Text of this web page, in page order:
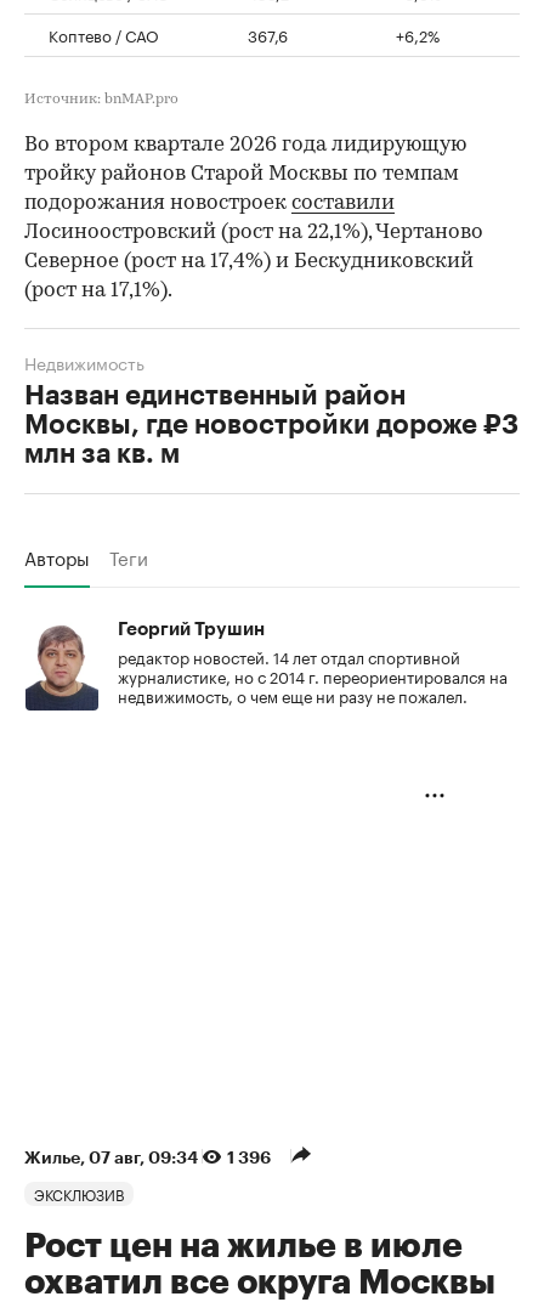
Коптево / САО
367,6 +6,2%
Источник: bnMAP.pro
Во втором квартале 2026 года лидирующую
тройку районов Старой Москвы по темпам
подорожания новостроек составили
Лосиноостровский (рост на 22,1%), Чертаново
Северное (рост на 17,4%) и Бескудниковский
(рост на 17,1%).
Назван единственный район
Москвы, где новостройки дороже ₽3
млн за кв. м
Недвижимость
Авторы Теги
Георгий Трушин
редактор новостей. 14 лет отдал спортивной
журналистике, но с 2014 г. переориентировался на
недвижимость, о чем еще ни разу не пожалел.
Жилье⁠, 07 авг, 09:34 1 396
ЭКСКЛЮЗИВ
Рост цен на жилье в июле
охватил все округа Москвы